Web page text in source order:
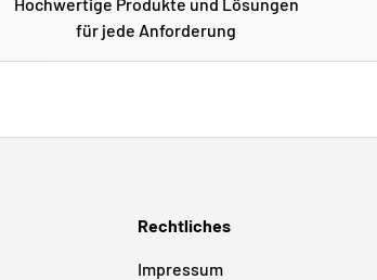
Hochwertige Produkte und Lösungen
für jede Anforderung
Rechtliches
Impressum